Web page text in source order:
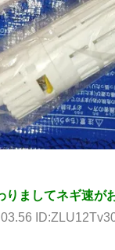
りましてネギ速が